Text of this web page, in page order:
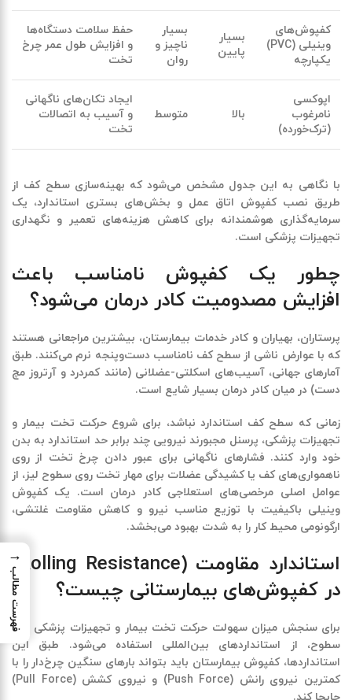
کفپوش‌های
وینیلی (PVC)
یکپارچه
بسیار
پایین
بسیار
ناچیز و
روان
حفظ سلامت دستگاه‌ها
و افزایش طول عمر چرخ
تخت
اپوکسی
نامرغوب
(ترک‌خورده)
بالا متوسط
ایجاد تکان‌های ناگهانی
و آسیب به اتصالات
تخت
با نگاهی به این جدول مشخص می‌شود که بهینه‌سازی سطح کف از
طریق نصبکفپوش اتاق عمل و بخش‌های بستری استاندارد، یک
سرمایه‌گذاری هوشمندانه برای کاهش هزینه‌های تعمیر و نگهداری
تجهیزات پزشکی است.
چطور یک کفپوش نامناسب باعث
افزایش مصدومیت کادر درمان می‌شود؟
پرستاران، بهیاران و کادر خدمات بیمارستان، بیشترین مراجعانی هستند
که با عوارض ناشی از سطح کف نامناسب دست‌وپنجه نرم می‌کنند. طبق
آمارهای جهانی، آسیب‌های اسکلتی-عضلانی (مانند کمردرد و آرتروز مچ
دست) در میان کادر درمان بسیار شایع است.
زمانی که سطح کف استاندارد نباشد، برای شروعحرکت تخت بیمار و
تجهیزات پزشکی، پرسنل مجبورند نیرویی چند برابر حد استاندارد به بدن
خود وارد کنند. فشارهای ناگهانی برای عبور دادن چرخ تخت از روی
ناهمواری‌های کف یا کشیدگی عضلات برای مهار تخت روی سطوح لیز، از
عوامل اصلی مرخصی‌های استعلاجی کادر درمان است. یک کفپوش
وینیلی باکیفیت با توزیع مناسب نیرو و کاهش مقاومت غلتشی،
ارگونومی محیط کار را به شدت بهبود می‌بخشد.
استاندارد مقاومت (Rolling Resistance)
در کفپوش‌های بیمارستانی چیست؟
برای سنجش میزان سهولت حرکت تخت بیمار و تجهیزات پزشکی روی
سطوح، از استانداردهای بین‌المللی استفاده می‌شود. طبق این
استانداردها، کفپوش بیمارستان باید بتواند بارهای سنگین چرخ‌دار را با
کمترین نیروی رانش (Push Force) و نیروی کشش (Pull Force)
جابجا کند.
→
فهرست مطالب